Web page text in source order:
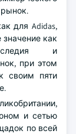
рынок.
для Adidas,
значение как
и
при этом
своим пяти
и сетью
по всей